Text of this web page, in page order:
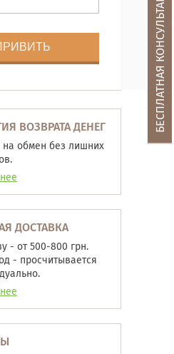
ВОЗВРАТА ДЕНЕГ
на обмен без лишних
ДОСТАВКА
- от 500-800 грн.
- просчитывается
БЕСПЛАТНАЯ КОНСУЛЬТАЦИЯ